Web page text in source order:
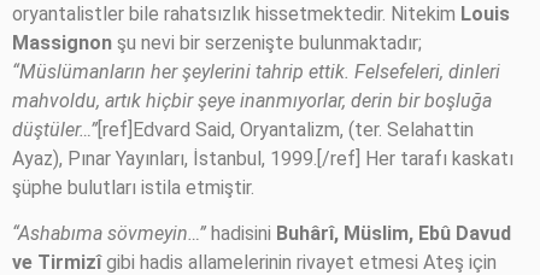
oryantalistler bile rahatsızlık hissetmektedir. Nitekim Louis
Massignon şu nevi bir serzenişte bulunmaktadır;
“Müslümanların her şeylerini tahrip ettik. Felsefeleri, dinleri
mahvoldu, artık hiçbir şeye inanmıyorlar, derin bir boşluğa
düştüler…” [ref]Edvard Said, Oryantalizm, (ter. Selahattin
Ayaz), Pınar Yayınları, İstanbul, 1999.[/ref] Her tarafı kaskatı
şüphe bulutları istila etmiştir.
“Ashabıma sövmeyin…” hadisini Buhârî, Müslim, Ebû Davud
ve Tirmizîgibi hadis allamelerinin rivayet etmesi Ateş için